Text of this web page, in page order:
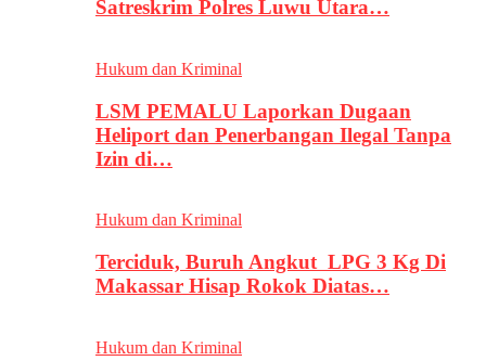
Satreskrim Polres Luwu Utara…
Hukum dan Kriminal
LSM PEMALU Laporkan Dugaan
Heliport dan Penerbangan Ilegal Tanpa
Izin di…
Hukum dan Kriminal
Terciduk, Buruh Angkut LPG 3 Kg Di
Makassar Hisap Rokok Diatas…
Hukum dan Kriminal